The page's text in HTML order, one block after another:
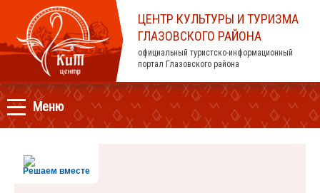
ЦЕНТР КУЛЬТУРЫ И ТУРИЗМА
ГЛАЗОВСКОГО РАЙОНА
официальный туристско-информационный
портал Глазовского района
Меню
Решаем вместе